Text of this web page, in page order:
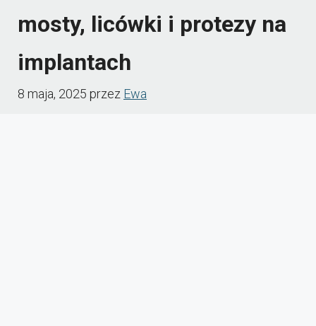
mosty, licówki i protezy na
implantach
8 maja, 2025 przez Ewa